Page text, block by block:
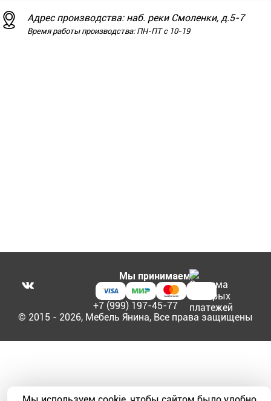
Адрес производства: наб. реки Смоленки, д.5-7
Время работы производства: ПН-ПТ с 10-19
© 2015 - 2026, Мебель Янина, Все права защищены
Мы принимаем:
+7 (999) 197-45-77